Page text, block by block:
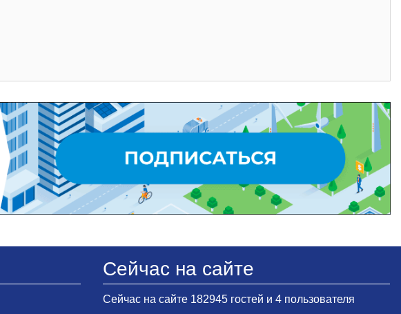
Сейчас на сайте
Сейчас на сайте 182945 гостей и 4 пользователя